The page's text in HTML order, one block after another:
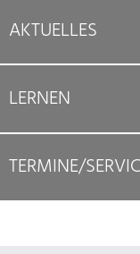
AKTUELLES
LERNEN
TERMINE/